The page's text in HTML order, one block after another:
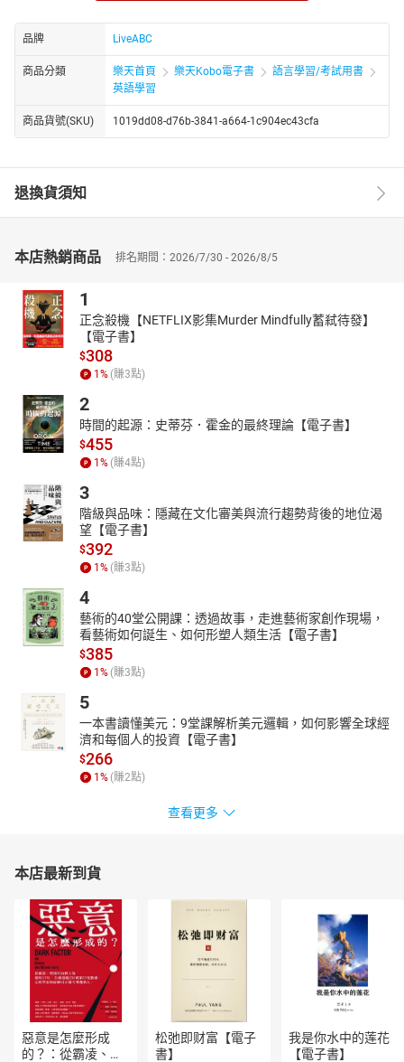
繞著地球玩：貴族的度假勝地—葡萄牙里維埃拉
人物側寫：希臘怪物—NBA球星「字母哥」
食物與文化：香菜派 vs. 反香菜派—你支持哪一方？
議題探討：非同質化代幣面面觀
主題式寫作：一個難忘的事件
★電子書無提供點讀功能及互動學習軟體下載。
品牌 LiveABC
商品分類 樂天首頁 樂天Kobo電子書
語言學習/考試用書
英語學習
商品貨號(SKU) 1019dd08-d76b-3841-a664-1c904ec43cfa
退換貨須知
本店熱銷商品 排名期間：2026/7/30 - 2026/8/5
1
正念殺機【NETFLIX影集Murder Mindfully蓄弒待發】
【電子書】
$308
1 % (賺3點)
2
時間的起源：史蒂芬．霍金的最終理論【電子書】
$455
1 % (賺4點)
3
階級與品味：隱藏在文化審美與流行趨勢背後的地位渴
望【電子書】
$392
1 % (賺3點)
4
藝術的40堂公開課：透過故事，走進藝術家創作現場，
看藝術如何誕生、如何形塑人類生活【電子書】
$385
1 % (賺3點)
5
一本書讀懂美元：9堂課解析美元邏輯，如何影響全球經
濟和每個人的投資【電子書】
$266
1 % (賺2點)
查看更多
本店最新到貨
惡意是怎麼形成
的？：從霸凌、劈
松弛即财富【電子
書】
我是你水中的莲花
【電子書】